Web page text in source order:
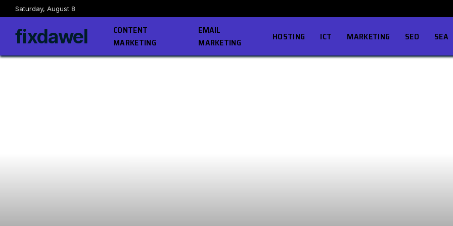
Saturday, August 8
fixdawel
CONTENT
MARKETING
EMAIL
MARKETING
HOSTING ICT MARKETING SEO SEA